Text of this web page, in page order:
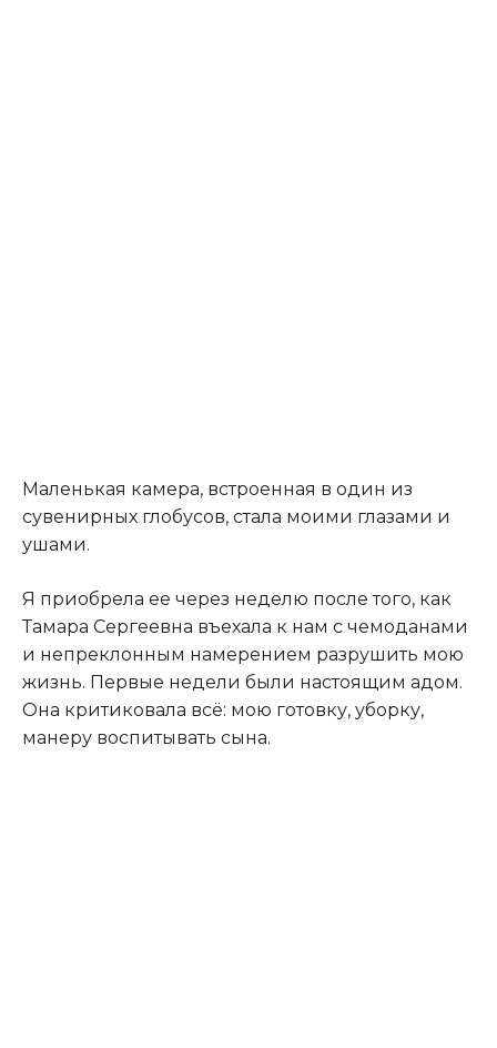
Маленькая камера, встроенная в один из
сувенирных глобусов, стала моими глазами и
ушами.
Я приобрела ее через неделю после того, как
Тамара Сергеевна въехала к нам с чемоданами
и непреклонным намерением разрушить мою
жизнь. Первые недели были настоящим адом.
Она критиковала всё: мою готовку, уборку,
манеру воспитывать сына.